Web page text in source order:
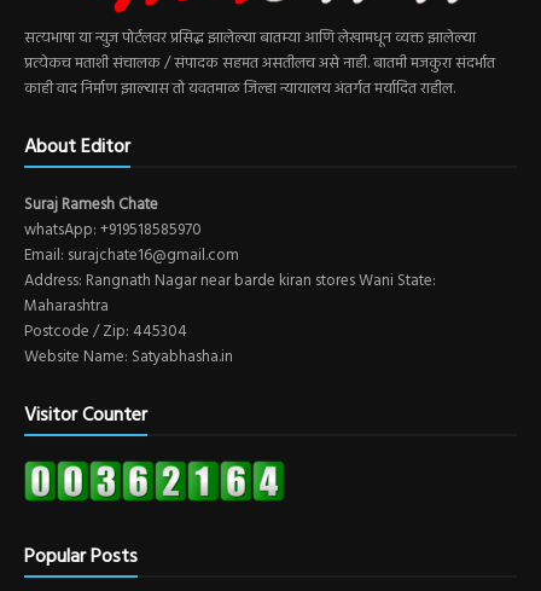
सत्यभाषा या न्युज पोर्टलवर प्रसिद्ध झालेल्या बातम्या आणि लेखामधून व्यक्त झालेल्या
प्रत्येकच मताशी संचालक / संपादक सहमत असतीलच असे नाही. बातमी मजकुरा संदर्भात
काही वाद निर्माण झाल्यास तो यवतमाळ जिल्हा न्यायालय अंतर्गत मर्यादित राहील.
About Editor
Suraj Ramesh Chate
whatsApp: +919518585970
Email: surajchate16@gmail.com
Address: Rangnath Nagar near barde kiran stores Wani State:
Maharashtra
Postcode / Zip: 445304
Website Name: Satyabhasha.in
Visitor Counter
Popular Posts